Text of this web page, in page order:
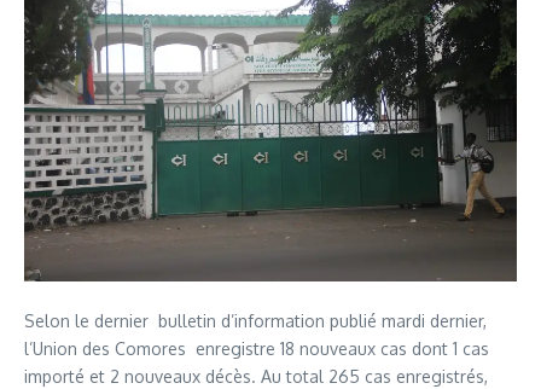
Selon le dernier bulletin d’information publié mardi dernier,
l’Union des Comores enregistre 18 nouveaux cas dont 1 cas
importé et 2 nouveaux décès. Au total 265 cas enregistrés,